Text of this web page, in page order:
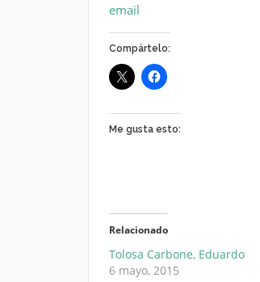
email
Compártelo:
Me gusta esto:
Relacionado
Tolosa Carbone, Eduardo
6 mayo, 2015